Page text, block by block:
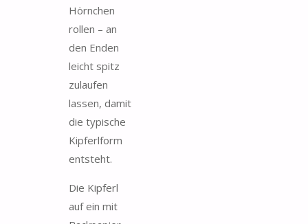
Hörnchen
rollen – an
den Enden
leicht spitz
zulaufen
lassen, damit
die typische
Kipferlform
entsteht.
Die Kipferl
auf ein mit